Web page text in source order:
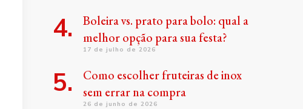
Boleira vs. prato para bolo: qual a
melhor opção para sua festa?
17 de julho de 2026
Como escolher fruteiras de inox
sem errar na compra
26 de junho de 2026